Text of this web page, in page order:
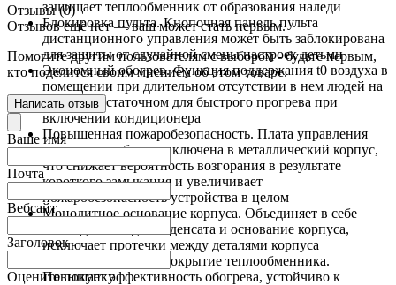
защищает теплообменник от образования наледи
Блокировка пульта. Кнопочная панель пульта
дистанционного управления может быть заблокирована
для защиты от случайной смены настроек детьми
Экономный обогрев. Функция поддержания t0 воздуха в
помещении при длительном отсутствии в нем людей на
уровне, достаточном для быстрого прогрева при
включении кондиционера
Повышенная пожаробезопасность. Плата управления
внутреннего блока заключена в металлический корпус,
что снижает вероятность возгорания в результате
короткого замыкания и увеличивает
пожаробезопасность устройства в целом
Монолитное основание корпуса. Объединяет в себе
лоток для отвода конденсата и основание корпуса,
исключает протечки между деталями корпуса
Антикоррозионное покрытие теплообменника.
Повышает эффективность обогрева, устойчиво к
Отзывы (0)
Отзывов ещё нет — ваш может стать первым.
Помогите другим пользователям с выбором - будьте первым,
кто поделится своим мнением об этом товаре.
Написать отзыв
Ваше имя
Почта
Вебсайт
Заголовок
Оцените покупку